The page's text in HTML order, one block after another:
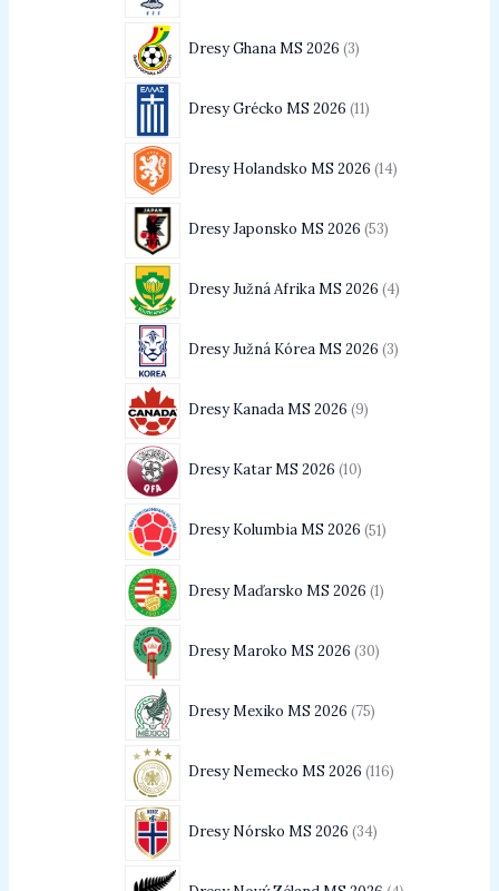
Dresy Ghana MS 2026 3
Dresy Grécko MS 2026 11
Dresy Holandsko MS 2026 14
Dresy Japonsko MS 2026 53
Dresy Južná Afrika MS 2026 4
Dresy Južná Kórea MS 2026 3
Dresy Kanada MS 2026 9
Dresy Katar MS 2026 10
Dresy Kolumbia MS 2026 51
Dresy Maďarsko MS 2026 1
Dresy Maroko MS 2026 30
Dresy Mexiko MS 2026 75
Dresy Nemecko MS 2026 116
Dresy Nórsko MS 2026 34